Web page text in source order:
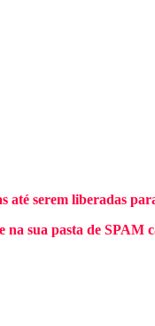
até serem liberadas
sua pasta de SPAM